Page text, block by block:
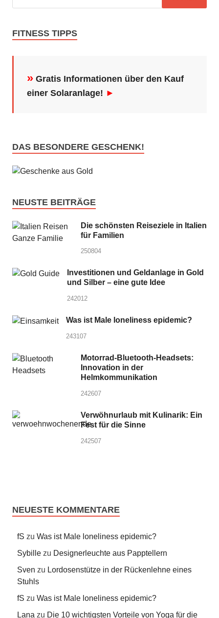
FITNESS TIPPS
» Gratis Informationen über den Kauf
einer Solaranlage! ►
DAS BESONDERE GESCHENK!
NEUSTE BEITRÄGE
Die schönsten Reiseziele in Italien
für Familien
250804
Investitionen und Geldanlage in Gold
und Silber – eine gute Idee
242012
Was ist Male loneliness epidemic?
243107
Motorrad-Bluetooth-Headsets:
Innovation in der
Helmkommunikation
242607
Verwöhnurlaub mit Kulinarik: Ein
Fest für die Sinne
242507
NEUESTE KOMMENTARE
fS zu Was ist Male loneliness epidemic?
Sybille zu Designerleuchte aus Papptellern
Sven zu Lordosenstütze in der Rückenlehne eines
Stuhls
fS zu Was ist Male loneliness epidemic?
Lana zu Die 10 wichtigsten Vorteile von Yoga für die